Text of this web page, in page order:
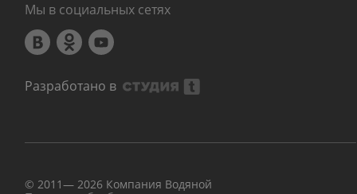
Мы в социальных сетях
Разработано в
© 2011— 2026 Компания Водяной